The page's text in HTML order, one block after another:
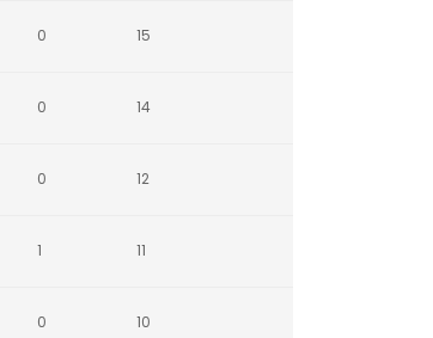
0 15
0 14
0 12
1 11
0 10